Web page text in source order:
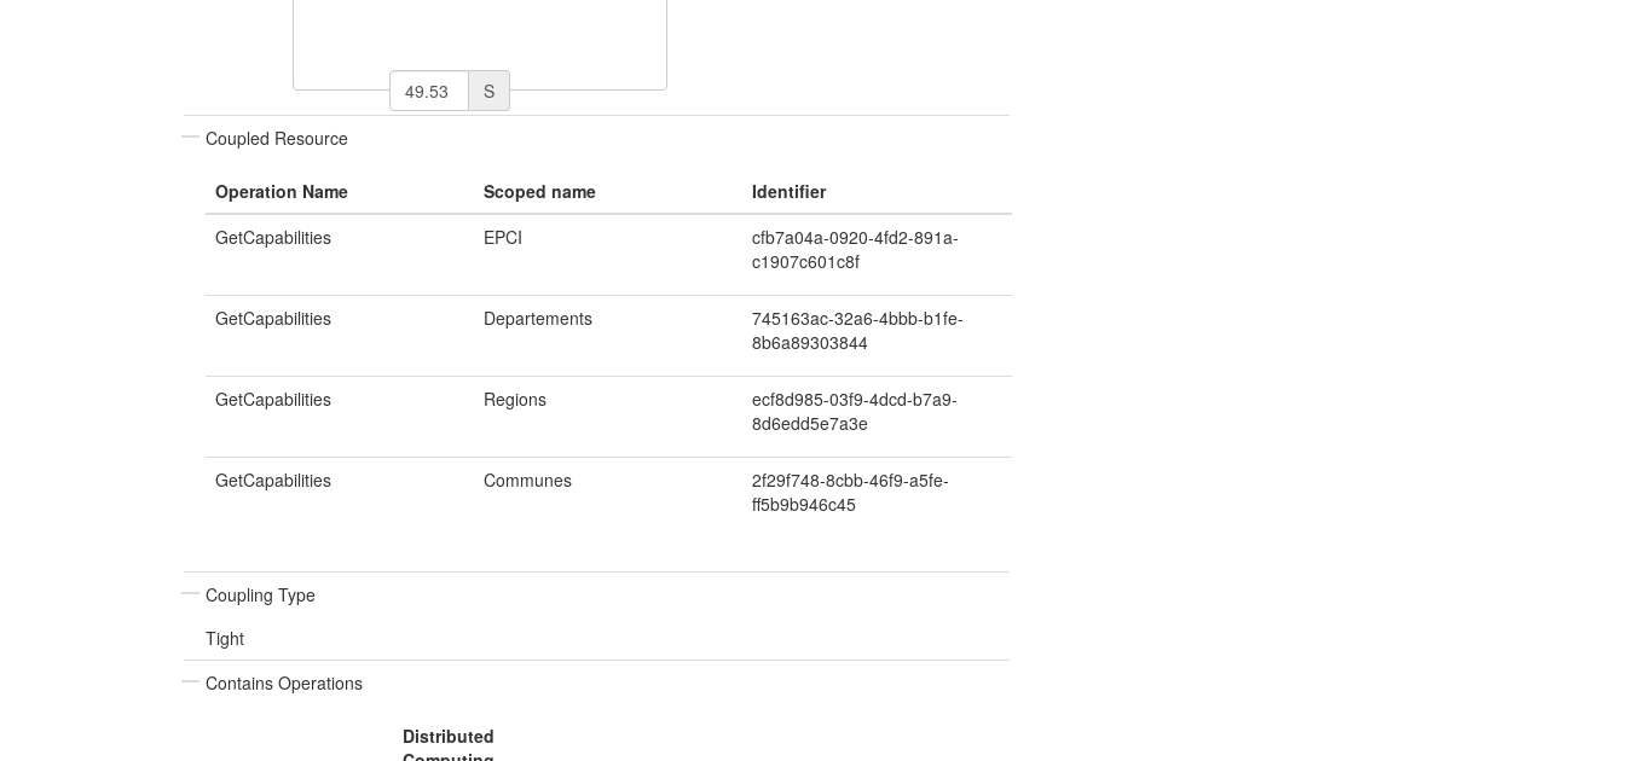
S
Coupled Resource
Operation Name Scoped name
Identifier
GetCapabilities
EPCI
cfb7a04a-0920-4fd2-891a-
c1907c601c8f
GetCapabilities Departements
745163ac-32a6-4bbb-b1fe-
8b6a89303844
GetCapabilities Regions
ecf8d985-03f9-4dcd-b7a9-
8d6edd5e7a3e
GetCapabilities Communes
2f29f748-8cbb-46f9-a5fe-
ff5b9b946c45
Coupling Type
Tight
Contains Operations
Distributed